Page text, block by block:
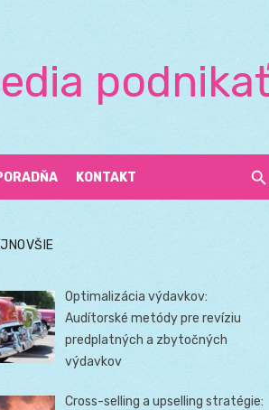
KONTAKT
Optimalizácia výdavkov:
Audítorské metódy pre revíziu
predplatných a zbytočných
výdavkov
Cross-selling a upselling stratégie: